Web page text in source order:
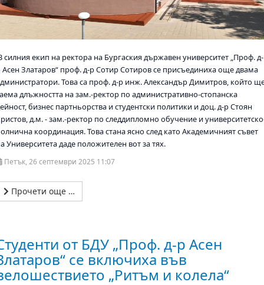
силния екип на ректора на Бургаския държавен университет „Проф. д-
Асен Златаров“ проф. д-р Сотир Сотиров се присъединиха още двама
Това са проф. д-р инж. Александър Димитров, който
длъжността на зам.-ректор по административно-стопанска
бизнес партньорства и студентски политики и доц. д-р Стоян
д.м. - зам.-ректор по следдипломно обучение и
координация. Това стана ясно след като Академичният съвет
Университета даде положителен вот за тях.
Петък, 26 септември 2025 11:07
Прочети още …
от БДУ „Проф. д-р Асен
се включиха във
„Ритъм и колела“